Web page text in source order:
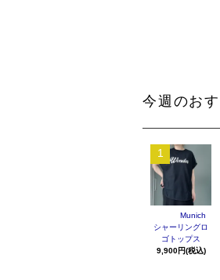
今週のお
1
Munich
シャーリングロ
ゴトップス
9,900円(税込)